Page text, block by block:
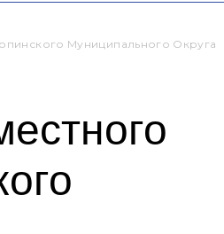
Муниципального Округа